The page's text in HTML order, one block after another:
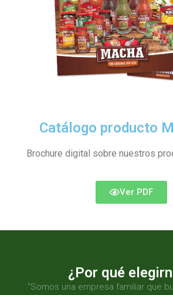
Catálogo producto
Brochure digital sobre nuestros
Ver PDF
¿Por qué
“Somos una empresa familiar que